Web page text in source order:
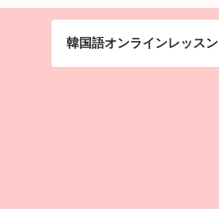
韓国語オンラインレッスン